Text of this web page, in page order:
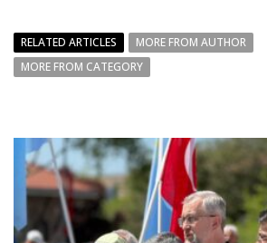
RELATED ARTICLES
MORE FROM AUTHOR
MORE FROM CATEGORY